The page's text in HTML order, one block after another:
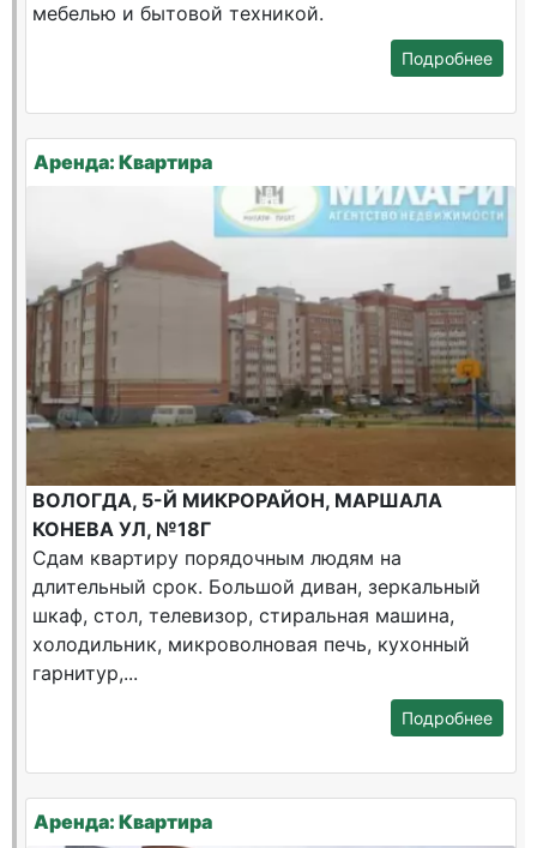
мебелью и бытовой техникой.
Подробнее
Аренда: Квартира
ВОЛОГДА, 5-Й МИКРОРАЙОН, МАРШАЛА
КОНЕВА УЛ, №18Г
Сдам квартиру порядочным людям на
длительный срок. Большой диван, зеркальный
шкаф, стол, телевизор, стиральная машина,
холодильник, микроволновая печь, кухонный
гарнитур,...
Подробнее
Аренда: Квартира